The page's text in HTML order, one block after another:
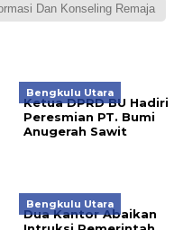
Dan Konseling Remaja
Bengkulu Utara
Ketua DPRD BU Hadiri
Peresmian PT. Bumi
Anugerah Sawit
Bengkulu Utara
Dua Kantor Abaikan